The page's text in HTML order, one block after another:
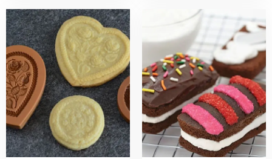
Read
more
about
Springerle
molds
winactie
about
Review
+
winactie
Wilton
Treatwich
bakpan